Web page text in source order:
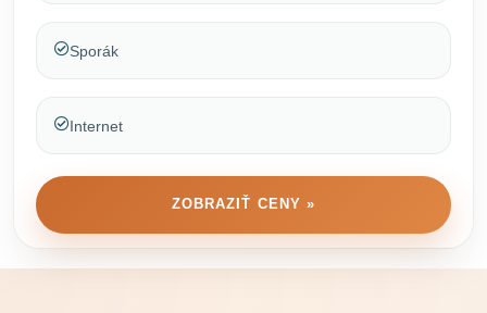
Sporák
Internet
ZOBRAZIŤ CENY »